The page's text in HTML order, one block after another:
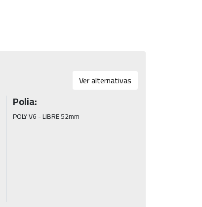
Ver alternativas
Polia:
POLY V6 - LIBRE 52mm